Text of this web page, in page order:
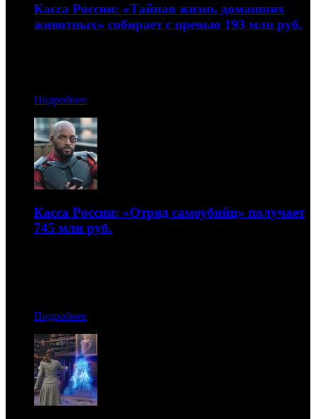
Касса России: «Тайная жизнь домашних
животных» собирает с превью 193 млн руб.
Подробнее
Касса России: «Отряд самоубийц» получает
745 млн руб.
Подробнее